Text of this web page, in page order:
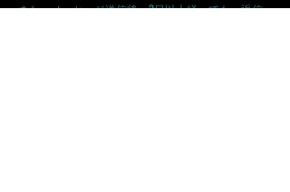
また、メッセージ送信後、2日以上経っても、返信